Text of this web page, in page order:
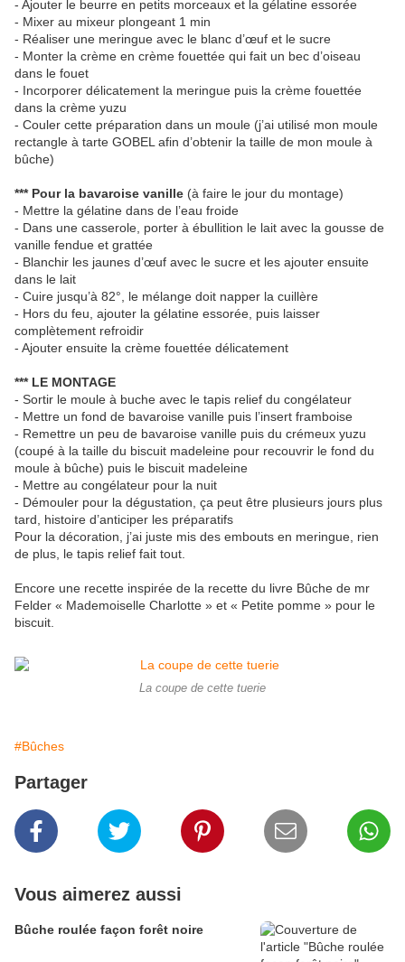
- Ajouter le beurre en petits morceaux et la gélatine essorée
- Mixer au mixeur plongeant 1 min
- Réaliser une meringue avec le blanc d’œuf et le sucre
- Monter la crème en crème fouettée qui fait un bec d’oiseau
dans le fouet
- Incorporer délicatement la meringue puis la crème fouettée
dans la crème yuzu
- Couler cette préparation dans un moule (j’ai utilisé mon moule
rectangle à tarte GOBEL afin d’obtenir la taille de mon moule à
bûche)
*** Pour la bavaroise vanille (à faire le jour du montage)
- Mettre la gélatine dans de l’eau froide
- Dans une casserole, porter à ébullition le lait avec la gousse de
vanille fendue et grattée
- Blanchir les jaunes d’œuf avec le sucre et les ajouter ensuite
dans le lait
- Cuire jusqu’à 82°, le mélange doit napper la cuillère
- Hors du feu, ajouter la gélatine essorée, puis laisser
complètement refroidir
- Ajouter ensuite la crème fouettée délicatement
*** LE MONTAGE
- Sortir le moule à buche avec le tapis relief du congélateur
- Mettre un fond de bavaroise vanille puis l’insert framboise
- Remettre un peu de bavaroise vanille puis du crémeux yuzu
(coupé à la taille du biscuit madeleine pour recouvrir le fond du
moule à bûche) puis le biscuit madeleine
- Mettre au congélateur pour la nuit
- Démouler pour la dégustation, ça peut être plusieurs jours plus
tard, histoire d’anticiper les préparatifs
Pour la décoration, j’ai juste mis des embouts en meringue, rien
de plus, le tapis relief fait tout.
Encore une recette inspirée de la recette du livre Bûche de mr
Felder « Mademoiselle Charlotte » et « Petite pomme » pour le
biscuit.
La coupe de cette tuerie
#Bûches
Partager
Vous aimerez aussi
Bûche roulée façon forêt noire